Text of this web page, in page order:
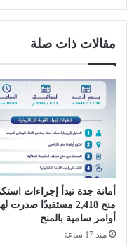
ي
ت
ق
ى
م
ج
ر
مقالات ذات صلة
أمانة جدة تبدأ إجراءات
منح 2,418 مستفيدًا صدرت
أوامر سامية بالمنح
منذ 17 ساعة